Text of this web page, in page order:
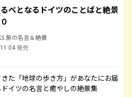
べとなるドイツのことばと絶景
旅の名言＆絶景
発売
た「地球の歩き方」があなたにお届
イツの名言と癒やしの絶景集